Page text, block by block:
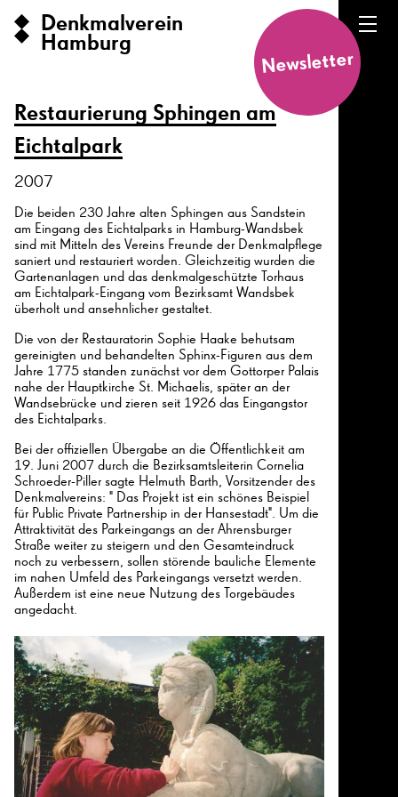
Denkmalverein
Hamburg
Newsletter
Restaurierung Sphingen am
Eichtalpark
2007
Die beiden 230 Jahre alten Sphingen aus Sandstein
am Eingang des Eichtalparks in Hamburg-Wandsbek
sind mit Mitteln des Vereins Freunde der Denkmalpflege
saniert und restauriert worden. Gleichzeitig wurden die
Gartenanlagen und das denkmalgeschützte Torhaus
am Eichtalpark-Eingang vom Bezirksamt Wandsbek
überholt und ansehnlicher gestaltet.
Die von der Restauratorin Sophie Haake behutsam
gereinigten und behandelten Sphinx-Figuren aus dem
Jahre 1775 standen zunächst vor dem Gottorper Palais
nahe der Hauptkirche St. Michaelis, später an der
Wandsebrücke und zieren seit 1926 das Eingangstor
des Eichtalparks.
Bei der offiziellen Übergabe an die Öffentlichkeit am
19. Juni 2007 durch die Bezirksamtsleiterin Cornelia
Schroeder-Piller sagte Helmuth Barth, Vorsitzender des
Denkmalvereins: " Das Projekt ist ein schönes Beispiel
für Public Private Partnership in der Hansestadt". Um die
Attraktivität des Parkeingangs an der Ahrensburger
Straße weiter zu steigern und den Gesamteindruck
noch zu verbessern, sollen störende bauliche Elemente
im nahen Umfeld des Parkeingangs versetzt werden.
Außerdem ist eine neue Nutzung des Torgebäudes
angedacht.